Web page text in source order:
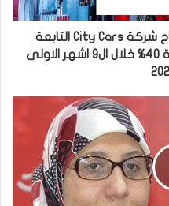
بفضل مبيعات علامة KIA ..ارباح شركة City Cars التابعة
لمجمع بوشماوي ترتفع بقرابة 40% خلال ال9 اشهر الاولى